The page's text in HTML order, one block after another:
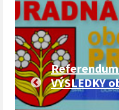
VÝSLEDKY